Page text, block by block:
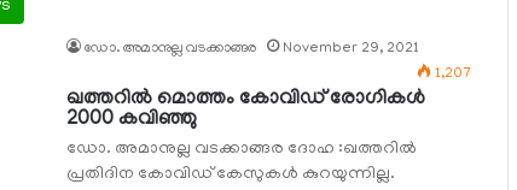
ഡോ. അമാനുല്ല വടക്കാങ്ങര
November 29, 2021
1,207
ഖത്തറില്‍ മൊത്തം കോവിഡ് രോഗികള്‍
2000 കവിഞ്ഞു
ഡോ. അമാനുല്ല വടക്കാങ്ങര ദോഹ :ഖത്തറില്‍
പ്രതിദിന കോവിഡ് കേസുകള്‍ കുറയുന്നില്ല.